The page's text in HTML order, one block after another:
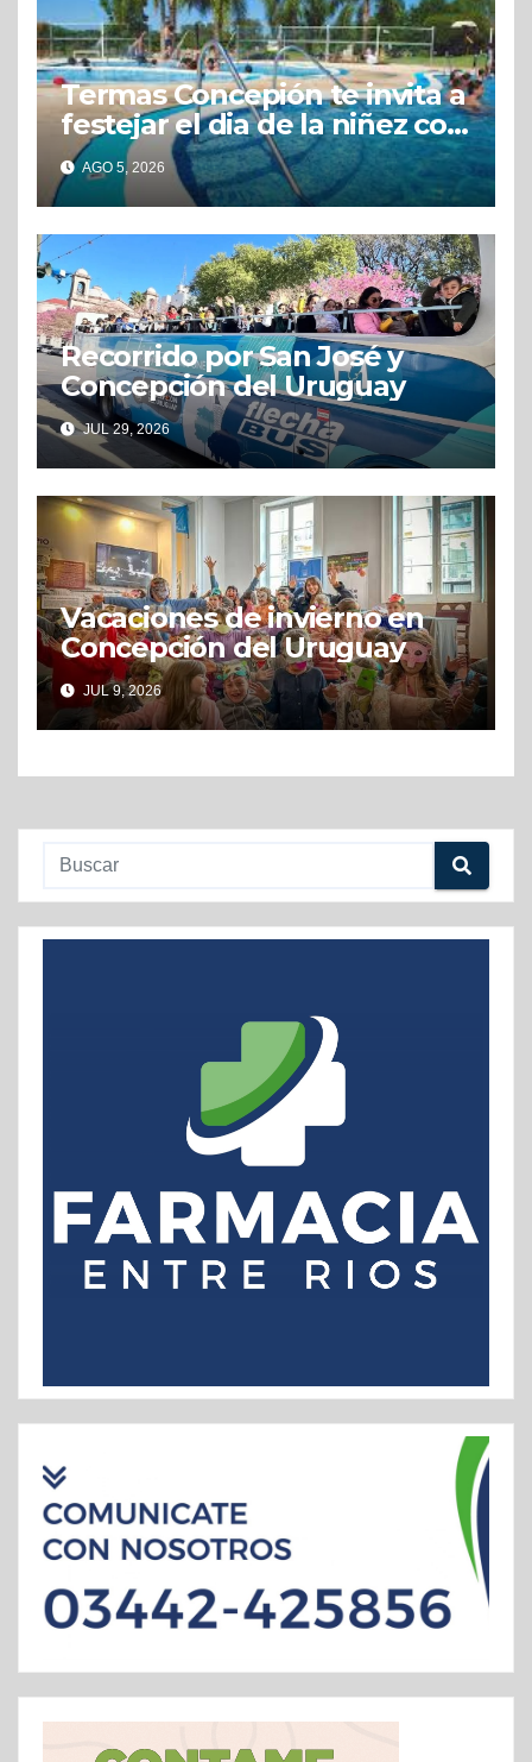
Termas Concepión te invita a
festejar el dia de la niñez con
grandes beneficios
AGO 5, 2026
Recorrido por San José y
Concepción del Uruguay
JUL 29, 2026
Vacaciones de invierno en
Concepción del Uruguay
JUL 9, 2026